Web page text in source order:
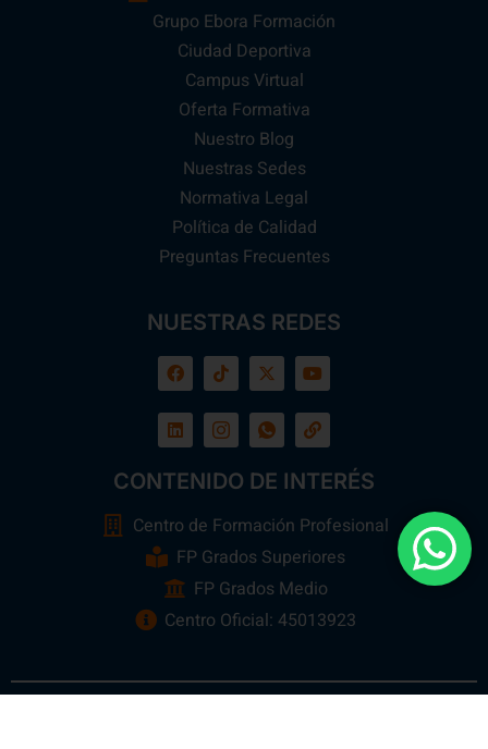
Grupo Ebora Formación
Ciudad Deportiva
Campus Virtual
Oferta Formativa
Nuestro Blog
Nuestras Sedes
Normativa Legal
Política de Calidad
Preguntas Frecuentes
NUESTRAS REDES
CONTENIDO DE INTERÉS
Centro de Formación Profesional
FP Grados Superiores
FP Grados Medio
Centro Oficial: 45013923